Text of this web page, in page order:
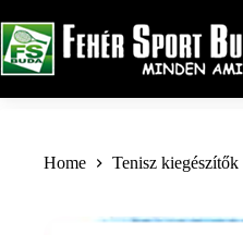
to
content
Home Tenisz kiegészítők